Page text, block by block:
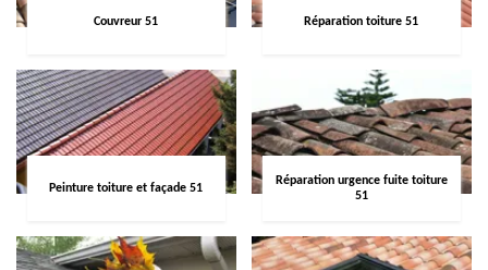
Couvreur 51 Réparation toiture 51
Peinture toiture et façade 51
Réparation urgence fuite toiture
51